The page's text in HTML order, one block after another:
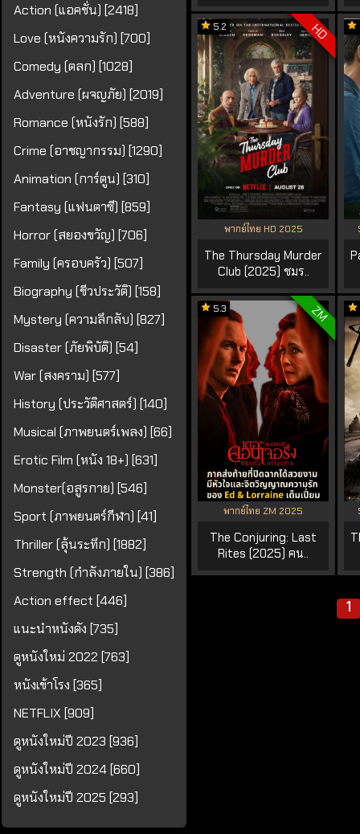
Action (แอคชั่น) [2418]
Love (หนังความรัก) [700]
Comedy (ตลก) [1028]
Adventure (ผจญภัย) [2019]
Romance (หนังรัก) [588]
Crime (อาชญากรรม) [1290]
Animation (การ์ตูน) [310]
Fantasy (แฟนตาซี) [859]
Horror (สยองขวัญ) [706]
Family (ครอบครัว) [507]
Biography (ชีวประวัติ) [158]
Mystery (ความลึกลับ) [827]
Disaster (ภัยพิบัติ) [54]
War (สงคราม) [577]
History (ประวัติศาสตร์) [140]
Musical (ภาพยนตร์เพลง) [66]
Erotic Film (หนัง 18+) [631]
Monster(อสูรกาย) [546]
Sport (ภาพยนตร์กีฬา) [41]
Thriller (ลุ้นระทึก) [1882]
Strength (กำลังภายใน) [386]
Action effect [446]
แนะนำหนังดัง [735]
ดูหนังใหม่ 2022 [763]
หนังเข้าโรง [365]
NETFLIX [909]
ดูหนังใหม่ปี 2023 [936]
ดูหนังใหม่ปี 2024 [660]
ดูหนังใหม่ปี 2025 [293]
HD
5.2
พากย์ไทย HD 2025
The Thursday Murder
Club (2025) ชมร..
ZM
5.3
พากย์ไทย ZM 2025
The Conjuring: Last
Rites (2025) คน..
1